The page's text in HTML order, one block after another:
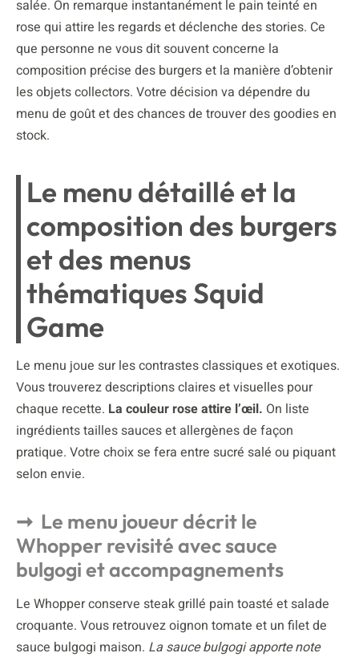
salée. On remarque instantanément le pain teinté en
rose qui attire les regards et déclenche des stories. Ce
que personne ne vous dit souvent concerne la
composition précise des burgers et la manière d’obtenir
les objets collectors. Votre décision va dépendre du
menu de goût et des chances de trouver des goodies en
stock.
Le menu détaillé et la
composition des burgers
et des menus
thématiques Squid
Game
Le menu joue sur les contrastes classiques et exotiques.
Vous trouverez descriptions claires et visuelles pour
chaque recette. La couleur rose attire l’œil. On liste
ingrédients tailles sauces et allergènes de façon
pratique. Votre choix se fera entre sucré salé ou piquant
selon envie.
Le menu joueur décrit le
Whopper revisité avec sauce
bulgogi et accompagnements
Le Whopper conserve steak grillé pain toasté et salade
croquante. Vous retrouvez oignon tomate et un filet de
sauce bulgogi maison. La sauce bulgogi apporte note